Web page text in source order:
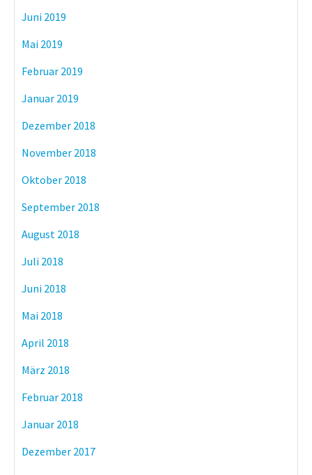
Juni 2019
Mai 2019
Februar 2019
Januar 2019
Dezember 2018
November 2018
Oktober 2018
September 2018
August 2018
Juli 2018
Juni 2018
Mai 2018
April 2018
März 2018
Februar 2018
Januar 2018
Dezember 2017